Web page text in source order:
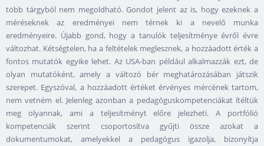
több tárgyból nem megoldható. Gondot jelent az is, hogy ezeknek a
méréseknek az eredményei nem térnek ki a nevelő munka
eredményeire. Újabb gond, hogy a tanulók teljesítménye évről évre
változhat. Kétségtelen, ha a feltételek meglesznek, a hozzáadott érték a
fontos mutatók egyike lehet. Az USA-ban például alkalmazzák ezt, de
olyan mutatóként, amely a változó bér meghatározásában játszik
szerepet. Egyszóval, a hozzáadott értéket érvényes mércének tartom,
nem vetném el. Jelenleg azonban a pedagóguskompetenciákat ítéltük
meg olyannak, ami a teljesítményt előre jelezheti. A portfólió
kompetenciák szerint csoportosítva gyűjti össze azokat a
dokumentumokat, amelyekkel a pedagógus igazolja, bizonyítja